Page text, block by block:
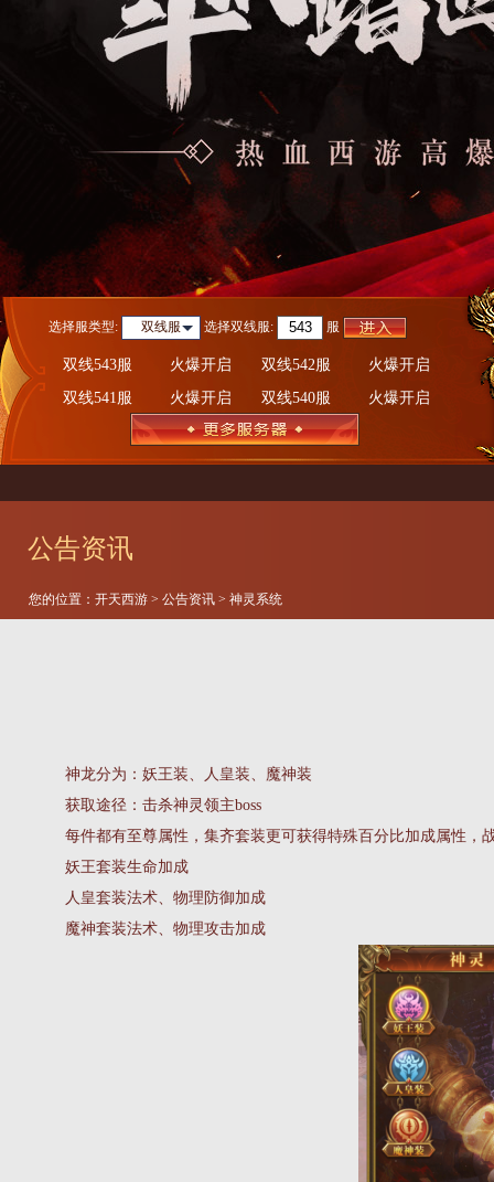
选择服类型: 双线服 选择双线服: 服
双线543服 火爆开启 双线542服
火爆开启
双线541服
火爆开启 双线540服 火爆开启
公告资讯
您的位置： 开天西游 > 公告资讯 > 神灵系统
神龙分为：妖王装、人皇装、魔神装
获取途径：击杀神灵领主boss
每件都有至尊属性，集齐套装更可获得特殊百分比加成属性，
妖王套装生命加成
人皇套装法术、物理防御加成
魔神套装法术、物理攻击加成